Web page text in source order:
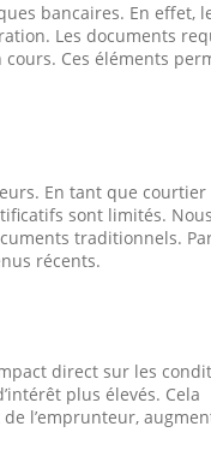
bancaires. En effet,
Les documents
Ces éléments
En tant que courtier
sont limités. Nous
traditionnels.
récents.
direct sur les
plus élevés. Cela
l’emprunteur,